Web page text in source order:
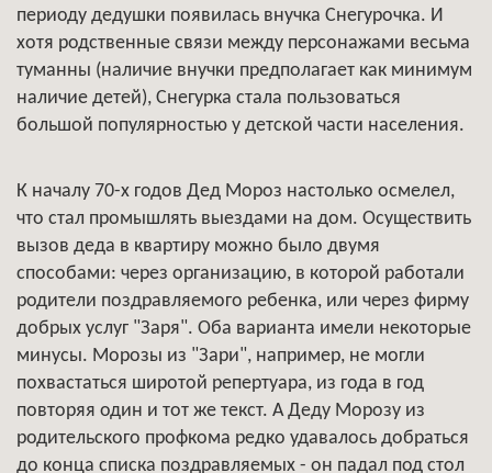
периоду дедушки появилась внучка Снегурочка. И
хотя родственные связи между персонажами весьма
туманны (наличие внучки предполагает как минимум
наличие детей), Снегурка стала пользоваться
большой популярностью у детской части населения.
К началу 70-х годов Дед Мороз настолько осмелел,
что стал промышлять выездами на дом. Осуществить
вызов деда в квартиру можно было двумя
способами: через организацию, в которой работали
родители поздравляемого ребенка, или через фирму
добрых услуг "Заря". Оба варианта имели некоторые
минусы. Морозы из "Зари", например, не могли
похвастаться широтой репертуара, из года в год
повторяя один и тот же текст. А Деду Морозу из
родительского профкома редко удавалось добраться
до конца списка поздравляемых - он падал под стол